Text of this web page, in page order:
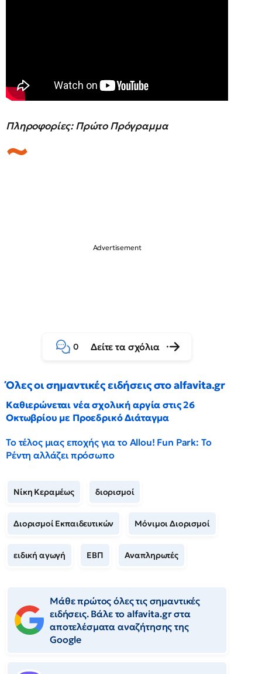
Πληροφορίες: Πρώτο Πρόγραμμα
0 Δείτε τα σχόλια
Όλες οι σημαντικές ειδήσεις στο alfavita.gr
Καθιερώνεται νέα σχολική αργία στις 26
Οκτωβρίου με Προεδρικό Διάταγμα
Το τέλος μιας εποχής για το Allou! Fun Park: Το
Ρέντη αλλάζει πρόσωπο
Νίκη Κεραμέως διορισμοί
Διορισμοί Εκπαιδευτικών Μόνιμοι Διορισμοί
ειδική αγωγή ΕΒΠ Αναπληρωτές
Μάθε πρώτος όλες τις σημαντικές
ειδήσεις. Βάλε το alfavita.gr στα
αποτελέσματα αναζήτησης της
Google